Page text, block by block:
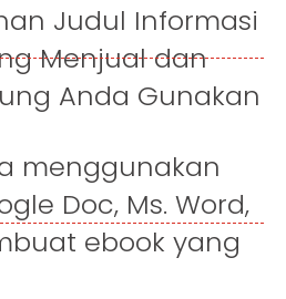
Judul Informasi
Menjual dan
Anda Gunakan
menggunakan
Doc, Ms. Word,
ebook yang